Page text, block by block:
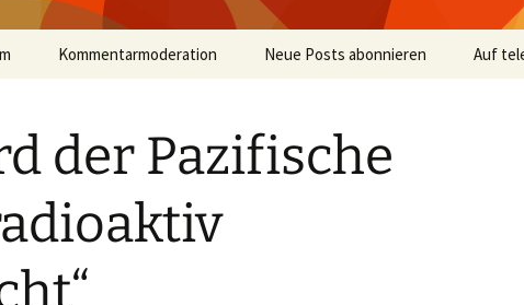
Kommentarmoderation Neue Posts abonnieren Auf
der Pazifische